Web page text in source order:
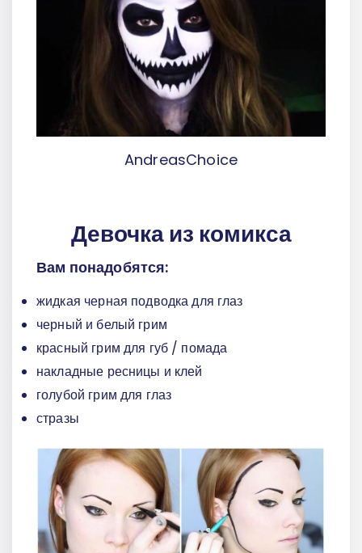
AndreasChoice
Девочка из комикса
Вам понадобятся:
жидкая черная подводка для глаз
черный и белый грим
красный грим для губ / помада
накладные ресницы и клей
голубой грим для глаз
стразы